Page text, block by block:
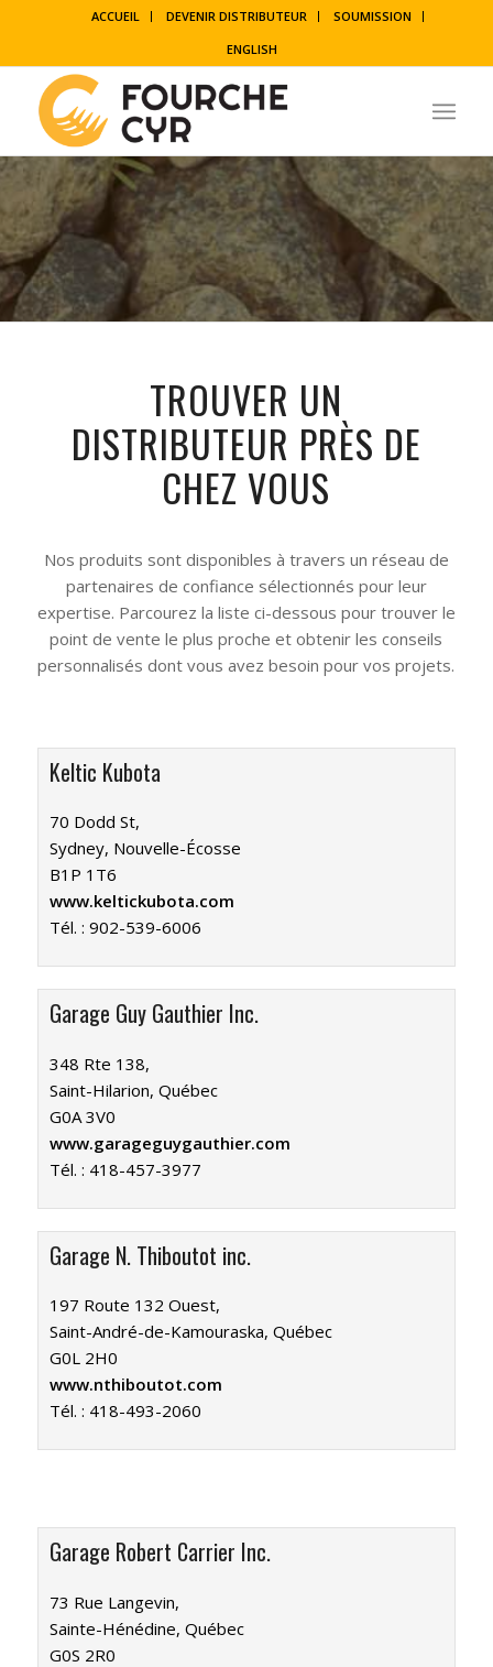
ACCUEIL DEVENIR DISTRIBUTEUR
SOUMISSION
ENGLISH
TROUVER UN
DISTRIBUTEUR PRÈS DE
CHEZ VOUS
Nos produits sont disponibles à travers un réseau de
partenaires de confiance sélectionnés pour leur
expertise. Parcourez la liste ci-dessous pour trouver le
point de vente le plus proche et obtenir les conseils
personnalisés dont vous avez besoin pour vos projets.
Keltic Kubota
70 Dodd St,
Sydney, Nouvelle-Écosse
B1P 1T6
www.keltickubota.com
Tél. : 902-539-6006
Garage Guy Gauthier Inc.
348 Rte 138,
Saint-Hilarion, Québec
G0A 3V0
www.garageguygauthier.com
Tél. : 418-457-3977
Garage N. Thiboutot inc.
197 Route 132 Ouest,
Saint-André-de-Kamouraska, Québec
G0L 2H0
www.nthiboutot.com
Tél. : 418-493-2060
Garage Robert Carrier Inc.
73 Rue Langevin,
Sainte-Hénédine, Québec
G0S 2R0